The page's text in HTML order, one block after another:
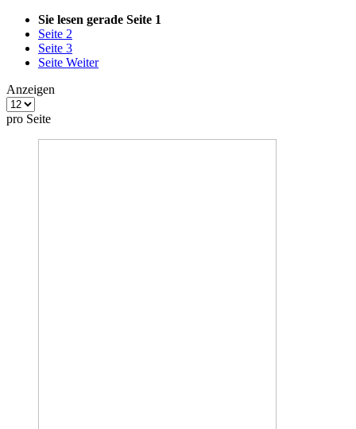
Sie lesen gerade Seite 1
Seite 2
Seite 3
Seite Weiter
Anzeigen
pro Seite